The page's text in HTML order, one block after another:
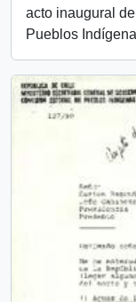
acto inaugural
Pueblos